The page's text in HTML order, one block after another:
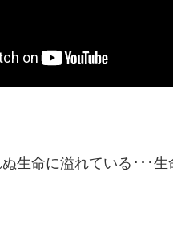
ぬ生命に溢れている･･